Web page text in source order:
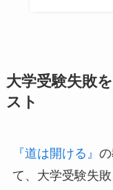
大学受験失敗
スト
『道は開ける』
て、大学受験失